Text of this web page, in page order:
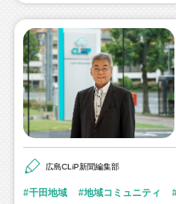
広島CLiP新聞編集部
千田地域 地域コミュニティ